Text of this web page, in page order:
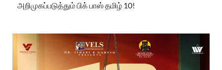
அறிமுகப்படுத்தும் பிக் பாஸ் தமிழ் 10!